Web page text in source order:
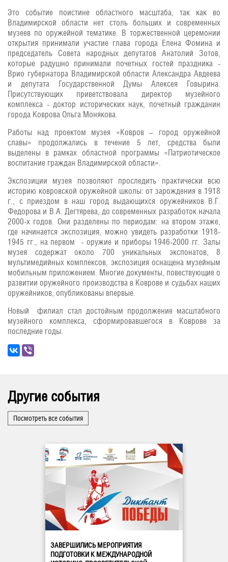
Это событие поистине областного масштаба, так как во
Владимирской области нет столь больших и современных
музеев по оружейной тематике. В торжественной церемонии
открытия принимали участие глава города Елена Фомина и
председатель Совета народных депутатов Анатолий Зотов,
которые радушно принимали почетных гостей праздника -
Врио губернатора Владимирской области Александра Авдеева
и депутата Государственной Думы Алексея Говырина.
Присутствующих приветствовала директор музейного
комплекса - доктор исторических наук, почетный гражданин
города Коврова Ольга Монякова.
Работы над проектом музея «Ковров – город оружейной
славы» продолжались в течение 5 лет, средства были
выделены в рамках областной программы «Патриотическое
воспитание граждан Владимирской области».
Экспозиции музея позволяют проследить практически всю
историю ковровской оружейной школы: от зарождения в 1918
г., с приездом в наш город выдающихся оружейников В.Г.
Федорова и В.А. Дегтярева, до современных разработок начала
2000-х годов. Они разделены по периодам: на втором этаже,
где начинается экспозиция, можно увидеть разработки 1918-
1945 гг., на первом - оружие и приборы 1946-2000 гг. Залы
музея содержат около 700 уникальных экспонатов, 8
мультимедийных комплексов, экспозиция оснащена музейным
мобильным приложением. Многие документы, повествующие о
развитии оружейного производства в Коврове и судьбах наших
оружейников, опубликованы впервые.
Новый филиал стал достойным продолжение масштабного
музейного комплекса, сформировавшегося в Коврове за
последние годы.
Другие события
Посмотреть все события
ЗАВЕРШИЛИСЬ МЕРОПРИЯТИЯ
ПОДГОТОВКИ К МЕЖДУНАРОДНОЙ